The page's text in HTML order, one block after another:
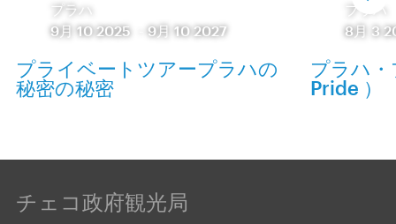
プラハ
9月 10 2025
9月 10 2027
プライベートツアープラハの
秘密の秘密
プラハ
8月 3
プラハ
Pride ）
チェコ政府観光局